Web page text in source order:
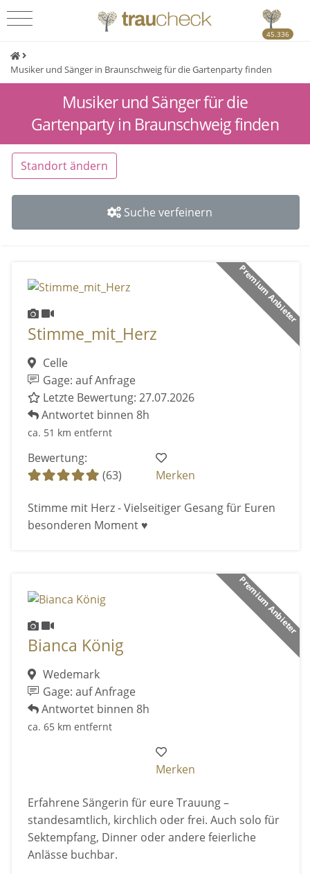
45.336
Musiker und Sänger in Braunschweig für die Gartenparty finden
Musiker und Sänger für die
Gartenparty in Braunschweig finden
Standort ändern
Suche verfeinern
Premium Anbieter
Stimme_mit_Herz
Celle
Gage: auf Anfrage
Letzte Bewertung: 27.07.2026
Antwortet binnen 8h
ca. 51 km entfernt
Bewertung:
(63)
Merken
Stimme mit Herz - Vielseitiger Gesang für Euren
besonderen Moment ♥️
Premium Anbieter
Bianca König
Wedemark
Gage: auf Anfrage
Antwortet binnen 8h
ca. 65 km entfernt
Merken
Erfahrene Sängerin für eure Trauung –
standesamtlich, kirchlich oder frei. Auch solo für
Sektempfang, Dinner oder andere feierliche
Anlässe buchbar.